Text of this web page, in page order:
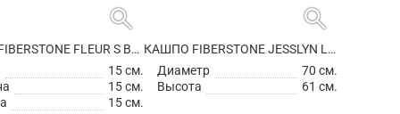
search
КАШПО FIBERSTONE FLEUR S BLACK
15 см.
15 см.
15 см.
search
КАШПО FIBERSTONE JESSLYN L BLACK
Диаметр
70 см.
Высота
61 см.